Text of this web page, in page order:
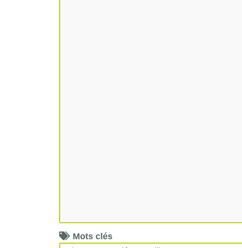
Mots clés